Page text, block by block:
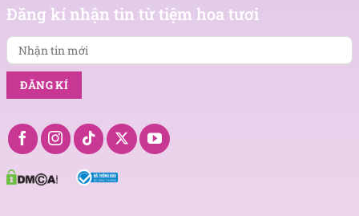
Đăng kí nhận tin từ tiệm hoa tươi
tin
mới